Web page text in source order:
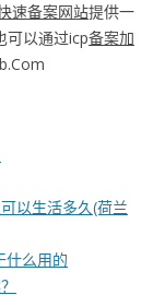
速备案网站提供一
可以通过icp备案加
以生活多久(荷兰
什么用的